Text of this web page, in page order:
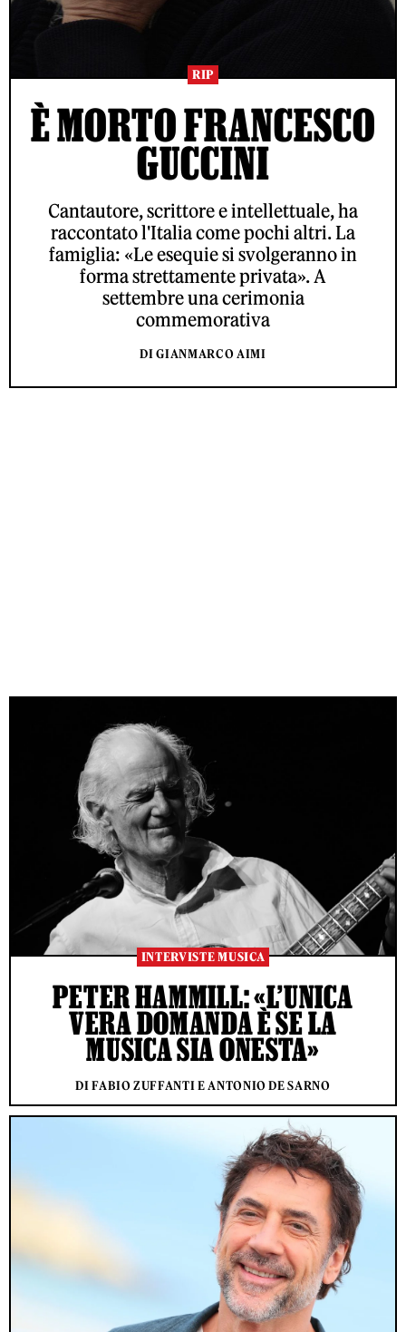
RIP
È MORTO FRANCESCO
GUCCINI
Cantautore, scrittore e intellettuale, ha
raccontato l'Italia come pochi altri. La
famiglia: «Le esequie si svolgeranno in
forma strettamente privata». A
settembre una cerimonia
commemorativa
DI GIANMARCO AIMI
INTERVISTE MUSICA
PETER HAMMILL: «L’UNICA
VERA DOMANDA È SE LA
MUSICA SIA ONESTA»
DI FABIO ZUFFANTI E ANTONIO DE SARNO